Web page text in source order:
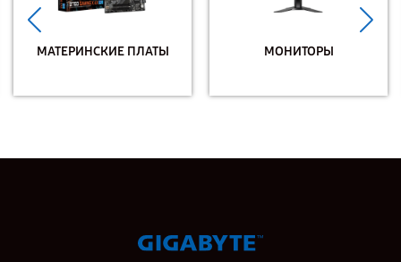
МАТЕРИНСКИЕ ПЛАТЫ МОНИТОРЫ